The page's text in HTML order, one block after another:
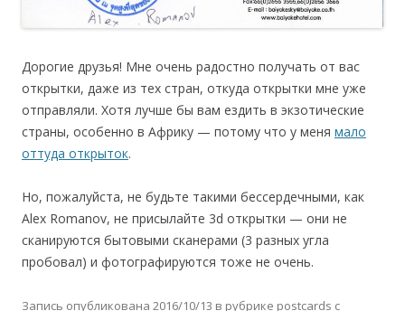
Дорогие друзья! Мне очень радостно получать от вас
открытки, даже из тех стран, откуда открытки мне уже
отправляли. Хотя лучше бы вам ездить в экзотические
страны, особенно в Африку — потому что у меня мало
оттуда открыток.
Но, пожалуйста, не будьте такими бессердечными, как
Alex Romanov, не присылайте 3d открытки — они не
сканируются бытовыми сканерами (3 разных угла
пробовал) и фотографируются тоже не очень.
Запись опубликована 2016/10/13 в рубрике postcards с